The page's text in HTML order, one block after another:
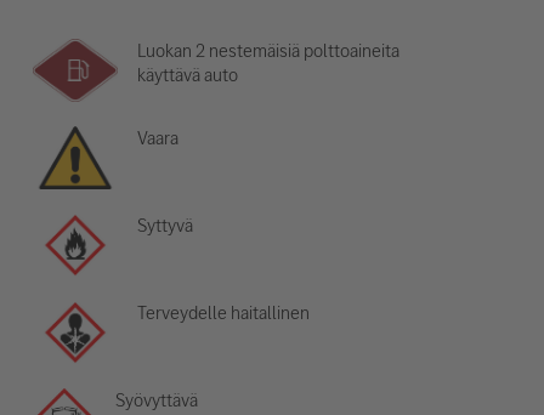
Luokan 2 nestemäisiä polttoaineita
käyttävä auto
Vaara
Syttyvä
Terveydelle haitallinen
Syövyttävä